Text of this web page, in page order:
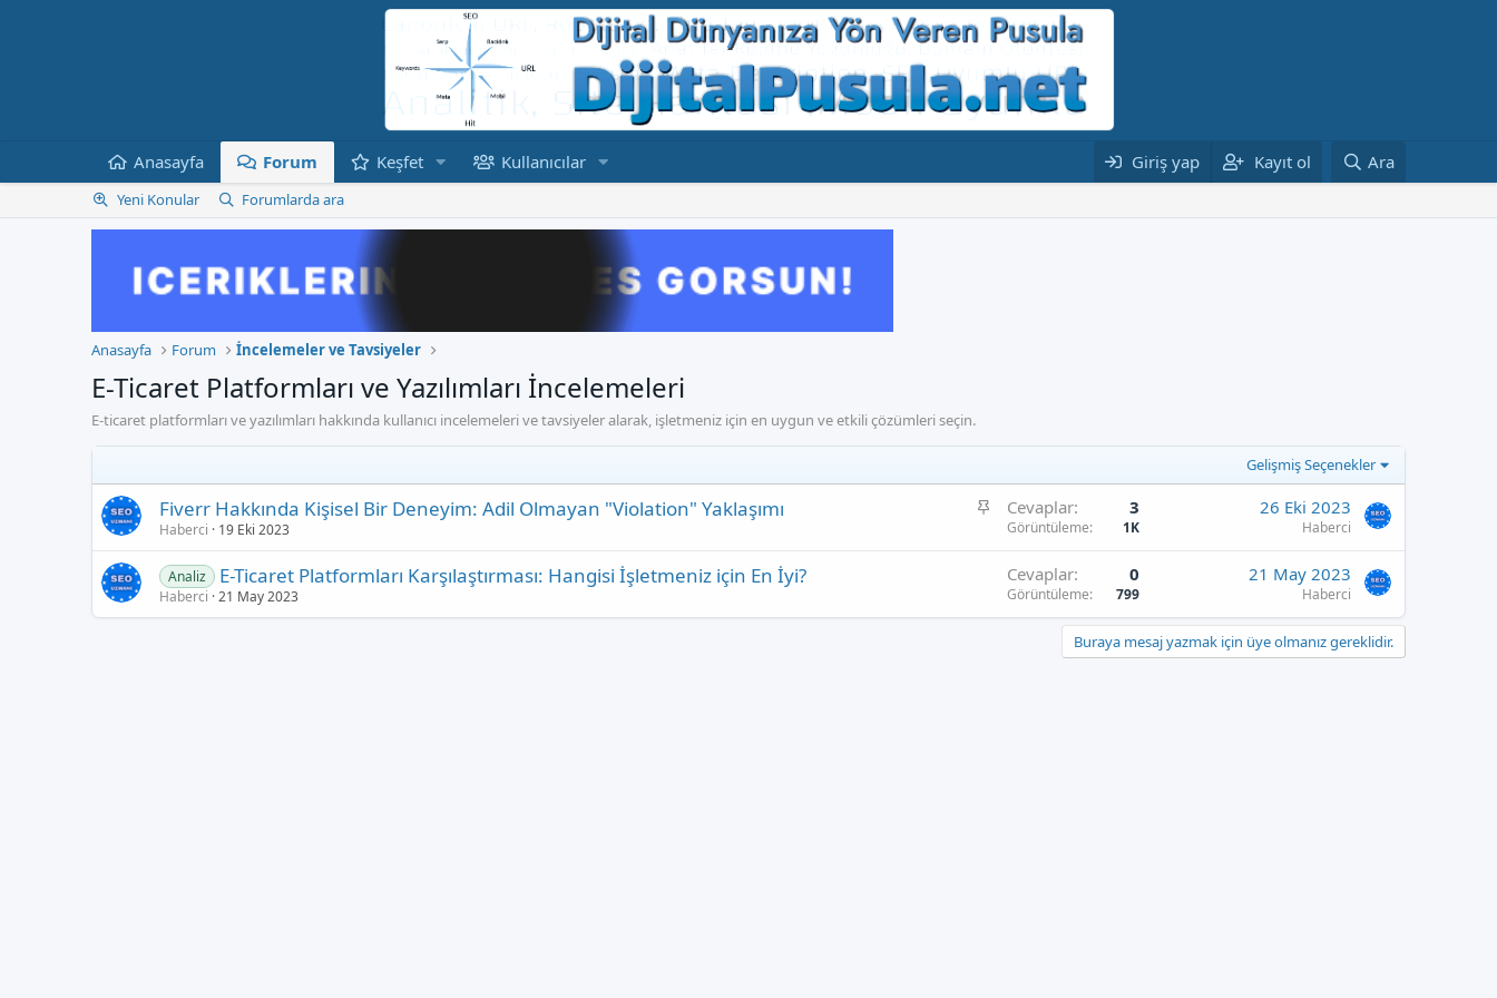
Anasayfa Forum Keşfet Kullanıcılar Giriş yap Kayıt ol Ara
Yeni Konular Forumlarda ara
Anasayfa Forum İncelemeler ve Tavsiyeler
E-Ticaret Platformları ve Yazılımları İncelemeleri
E-ticaret platformları ve yazılımları hakkında kullanıcı incelemeleri ve tavsiyeler alarak, işletmeniz için en uygun ve etkili çözümleri seçin.
Gelişmiş Seçenekler
S
Fiverr Hakkında Kişisel Bir Deneyim: Adil Olmayan "Violation" Yaklaşımı
Haberci 19 Eki 2023
Cevaplar 3
Görüntüleme 1K
26 Eki 2023
Haberci
Analiz E-Ticaret Platformları Karşılaştırması: Hangisi İşletmeniz için En İyi?
Haberci 21 May 2023
Cevaplar 0
Görüntüleme 799
21 May 2023
Haberci
Buraya mesaj yazmak için üye olmanız gereklidir.